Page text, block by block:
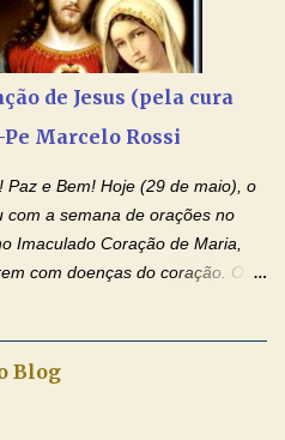
serão focadas nos pais
OS PAIS ENFERMOS!
os pais mais idosos, pais que
dos filhos, pais que já são
d...
de Jesus (pela cura
Marcelo Rossi
e Bem! Hoje (29 de maio), o
com a semana de orações no
Imaculado Coração de Maria,
com doenças do coração. O
no programa de rádio
Blog